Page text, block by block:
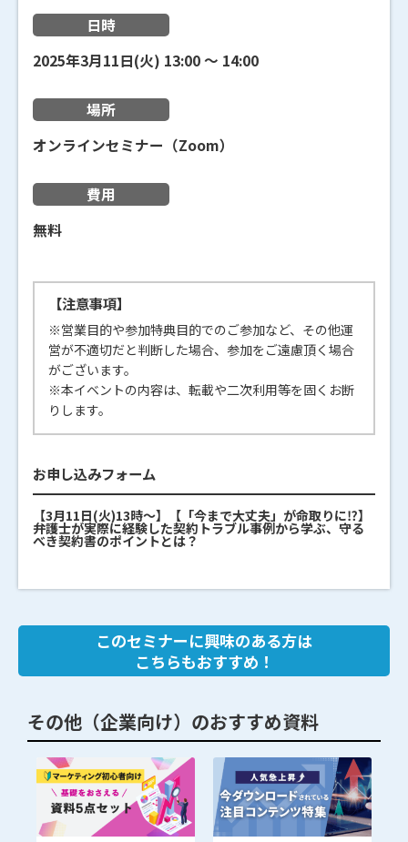
日時
2025年3月11日(火) 13:00 〜 14:00
場所
オンラインセミナー（Zoom）
費用
無料
【注意事項】
※営業目的や参加特典目的でのご参加など、その他運
営が不適切だと判断した場合、参加をご遠慮頂く場合
がございます。
※本イベントの内容は、転載や二次利用等を固くお断
りします。
お申し込みフォーム
【3月11日(火)13時～】【「今まで大丈夫」が命取りに⁉】
弁護士が実際に経験した契約トラブル事例から学ぶ、守る
べき契約書のポイントとは？
このセミナーに興味のある方は
こちらもおすすめ！
その他（企業向け）のおすすめ資料